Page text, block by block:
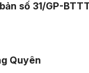
số 31/GP-
Quyên